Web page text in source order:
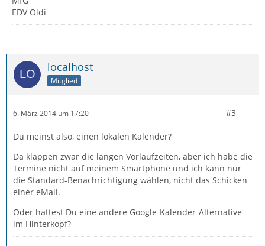
EDV Oldi
localhost
Mitglied
6. März 2014 um 17:20 #3
Du meinst also, einen lokalen Kalender?
Da klappen zwar die langen Vorlaufzeiten, aber ich habe die
Termine nicht auf meinem Smartphone und ich kann nur
die Standard-Benachrichtigung wählen, nicht das Schicken
einer eMail.
Oder hattest Du eine andere Google-Kalender-Alternative
im Hinterkopf?